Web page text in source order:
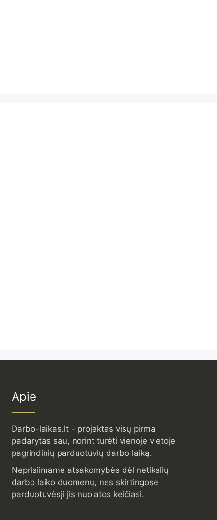
Apie
Darbo-laikas.lt - projektas visų pirma
padarytas sau, norint turėti vienoje vietoje
pagrindinių parduotuvių darbo laiką.
Neprisiimame atsakomybės dėl netikslių
darbo laiko duomenų, nes skirtingose
parduotuvėsji jis nuolatos keičiasi.